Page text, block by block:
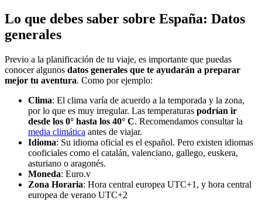
Lo que debes saber sobre España: Datos
generales
Previo a la planificación de tu viaje, es importante que puedas
conocer algunos datos generales que te ayudarán a preparar
mejor tu aventura. Como por ejemplo:
Clima: El clima varía de acuerdo a la temporada y la zona,
por lo que es muy irregular. Las temperaturas podrían ir
desde los 0° hasta los 40° C. Recomendamos consultar la
media climática antes de viajar.
Idioma: Su idioma oficial es el español. Pero existen idiomas
cooficiales como el catalán, valenciano, gallego, euskera,
asturiano o aragonés.
Moneda: Euro.v
Zona Horaria: Hora central europea UTC+1, y hora central
europea de verano UTC+2